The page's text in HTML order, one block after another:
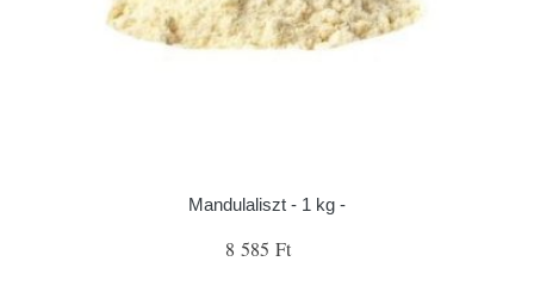
Mandulaliszt - 1 kg -
8 585 Ft